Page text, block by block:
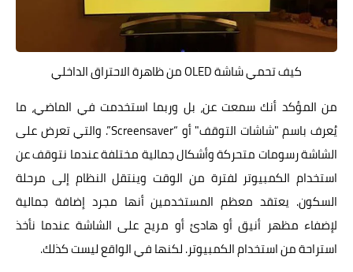
كيف تحمي شاشة OLED من ظاهرة الاحتراق الداخلي
من المؤكد أنك سمعت عن، بل وربما استخدمت في الماضي، ما
يُعرف باسم "شاشات التوقف" أو “Screensaver”. والتي تعرض على
الشاشة رسومات متحركة وأشكال جمالية مختلفة عندما نتوقف عن
استخدام الكمبيوتر لفترة من الوقت وينتقل النظام إلى مرحلة
السكون. يعتقد معظم المستخدمين أنها مجرد إضافة جمالية
لإضفاء مظهر أنيق أو هادئ أو مريح على الشاشة عندما نأخذ
استراحة من استخدام الكمبيوتر. لكنها في الواقع ليست كذلك.